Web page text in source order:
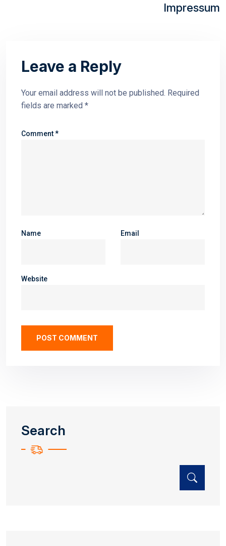
Impressum
Leave a Reply
Your email address will not be published. Required
fields are marked *
Comment*
Name Email
Website
Search